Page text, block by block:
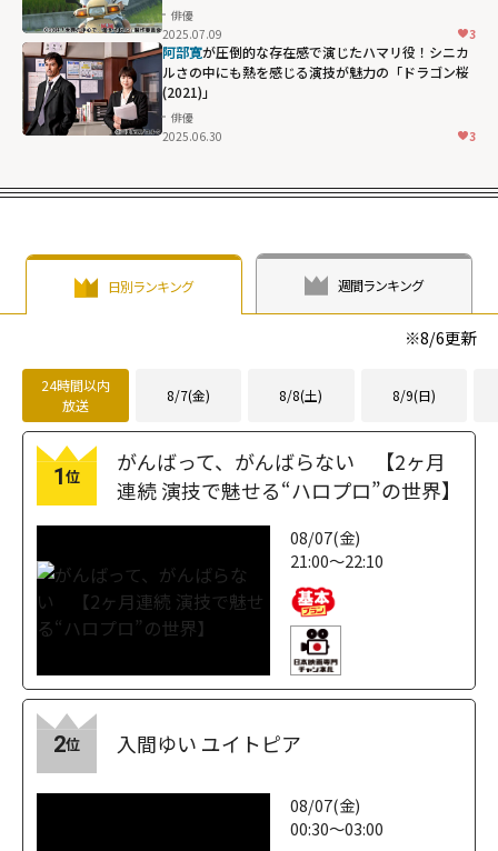
俳優
2025.07.09
3
阿部寛が圧倒的な存在感で演じたハマリ役！シニカ
ルさの中にも熱を感じる演技が魅力の「ドラゴン桜
(2021)」
俳優
2025.06.30
3
日別ランキング 週間ランキング
※8/6更新
24時間以内
放送
8/7(金) 8/8(土) 8/9(日)
1位
がんばって、がんばらない 【2ヶ月
連続 演技で魅せる“ハロプロ”の世界】
08/07(金)
21:00～22:10
2位 入間ゆい ユイトピア
08/07(金)
00:30～03:00